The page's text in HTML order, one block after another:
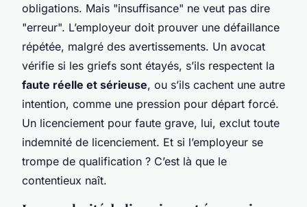
obligations. Mais "insuffisance" ne veut pas dire
"erreur". L’employeur doit prouver une défaillance
répétée, malgré des avertissements. Un avocat
vérifie si les griefs sont étayés, s’ils respectent la
faute réelle et sérieuse, ou s’ils cachent une autre
intention, comme une pression pour départ forcé.
Un licenciement pour faute grave, lui, exclut toute
indemnité de licenciement. Et si l’employeur se
trompe de qualification ? C’est là que le
contentieux naît.